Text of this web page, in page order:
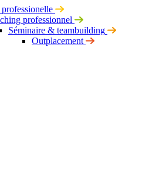
professionnel
Séminaire & teambuilding
Outplacement